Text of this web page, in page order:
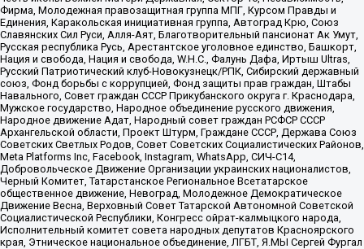
Фирма, Молодежная правозащитная группа МПГ, Курсом Правды и
Единения, Каракольская инициативная группа, Автоград Крю, Союз
Славянских Сил Руси, Алля-Аят, Благотворительный пансионат Ак Умут,
Русская республика Русь, Арестантское уголовное единство, Башкорт,
Нация и свобода, Нация и свобода, W.H.С., Фалунь Дафа, Иртыш Ultras,
Русский Патриотический клуб-Новокузнецк/РПК, Сибирский державный
союз, Фонд борьбы с коррупцией, Фонд защиты прав граждан, Штабы
Навального, Совет граждан СССР Прикубанского округа г. Краснодара,
Мужское государство, Народное объединение русского движения,
Народное движение Адат, Народный совет граждан РСФСР СССР
Архангельской области, Проект Штурм, Граждане СССР, Держава Союз
Советских Светлых Родов, Совет Советских Социалистических Районов,
Meta Platforms Inc, Facebook, Instagram, WhatsApp, СИЧ-С14,
Добровольческое Движение Организации украинских националистов,
Черный Комитет, Татарстанское Региональное Всетатарское
общественное движение, Невоград, Молодежное Демократическое
Движение Весна, Верховный Совет Татарской Автономной Советской
Социалистической Республики, Конгресс ойрат-калмыцкого народа,
Исполнительный комитет совета народных депутатов Красноярского
края, Этническое национальное объединение, ЛГБТ, Я.МЫ Сергей Фургал